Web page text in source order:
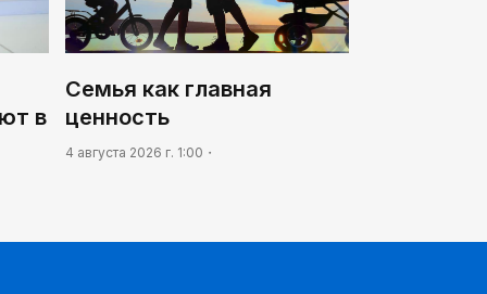
в
Семья как главная
ценность
4 августа 2026 г. 1:00